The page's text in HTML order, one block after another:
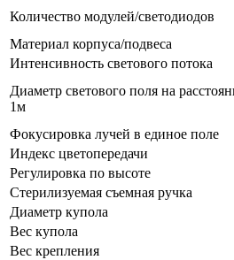
Количество модулей/светодиодов
Материал корпуса/подвеса
Интенсивность светового потока
Диаметр светового поля на
1м
Фокусировка лучей в единое поле
Индекс цветопередачи
Регулировка по высоте
Стерилизуемая съемная ручка
Диаметр купола
Вес купола
Вес крепления